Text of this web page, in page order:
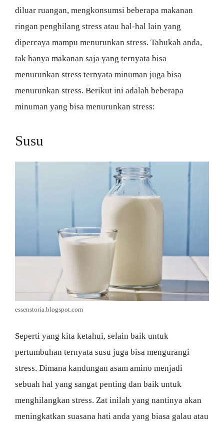
diluar ruangan, mengkonsumsi beberapa makanan
ringan penghilang stress atau hal-hal lain yang
dipercaya mampu menurunkan stress. Tahukah anda,
tak hanya makanan saja yang ternyata bisa
menurunkan stress ternyata minuman juga bisa
menurunkan stress. Berikut ini adalah beberapa
minuman yang bisa menurunkan stress:
Susu
essenstoria.blogspot.com
Seperti yang kita ketahui, selain baik untuk
pertumbuhan ternyata susu juga bisa mengurangi
stress. Dimana kandungan asam amino menjadi
sebuah hal yang sangat penting dan baik untuk
menghilangkan stress. Zat inilah yang nantinya akan
meningkatkan suasana hati anda yang biasa galau atau